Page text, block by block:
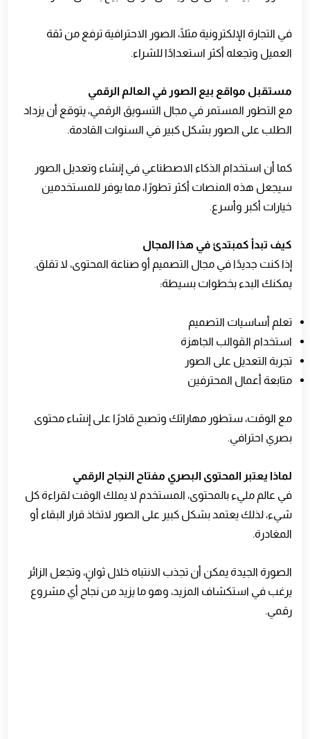
في التجارة الإلكترونية مثلًا، الصور الاحترافية ترفع من ثقة
العميل وتجعله أكثر استعدادًا للشراء.
مستقبل مواقع بيع الصور في العالم الرقمي
مع التطور المستمر في مجال التسويق الرقمي، يتوقع أن يزداد
الطلب على الصور بشكل كبير في السنوات القادمة.
كما أن استخدام الذكاء الاصطناعي في إنشاء وتعديل الصور
سيجعل هذه المنصات أكثر تطورًا، مما يوفر للمستخدمين
خيارات أكبر وأسرع.
كيف تبدأ كمبتدئ في هذا المجال
إذا كنت جديدًا في مجال التصميم أو صناعة المحتوى، لا تقلق.
يمكنك البدء بخطوات بسيطة:
تعلم أساسيات التصميم
استخدام القوالب الجاهزة
تجربة التعديل على الصور
متابعة أعمال المحترفين
مع الوقت، ستطور مهاراتك وتصبح قادرًا على إنشاء محتوى
بصري احترافي.
لماذا يعتبر المحتوى البصري مفتاح النجاح الرقمي
في عالم مليء بالمحتوى، المستخدم لا يملك الوقت لقراءة كل
شيء، لذلك يعتمد بشكل كبير على الصور لاتخاذ قرار البقاء أو
المغادرة.
الصورة الجيدة يمكن أن تجذب الانتباه خلال ثوانٍ، وتجعل الزائر
يرغب في استكشاف المزيد، وهو ما يزيد من نجاح أي مشروع
رقمي.